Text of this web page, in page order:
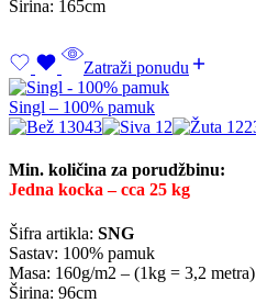
Širina: 165cm
Zatraži ponudu
Singl – 100% pamuk
Min. količina za porudžbinu:
Jedna kocka – cca 25 kg
Šifra artikla: SNG
Sastav: 100% pamuk
Masa: 160g/m2 – (1kg = 3,2 metra)
Širina: 96cm